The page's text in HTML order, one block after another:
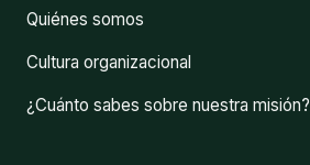
Quiénes somos
Cultura organizacional
¿Cuánto sabes sobre nuestra misión?